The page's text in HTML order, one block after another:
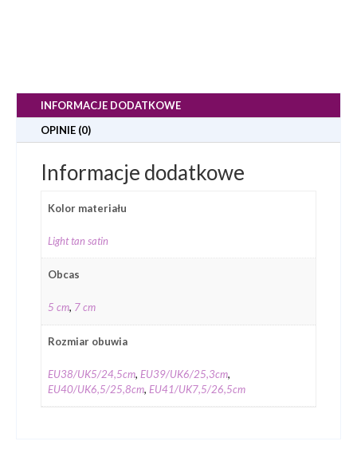
INFORMACJE DODATKOWE
OPINIE (0)
Informacje dodatkowe
Kolor materiału
Light tan satin
Obcas
5 cm, 7 cm
Rozmiar obuwia
EU38/UK5/24,5cm, EU39/UK6/25,3cm,
EU40/UK6,5/25,8cm, EU41/UK7,5/26,5cm